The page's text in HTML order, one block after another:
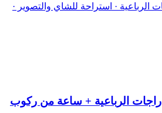
· استراحة للشاي والتصوير ·
الرباعية + ساعة من ركوب